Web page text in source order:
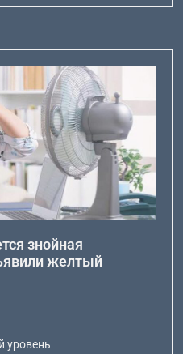
знойная
желтый
уровень